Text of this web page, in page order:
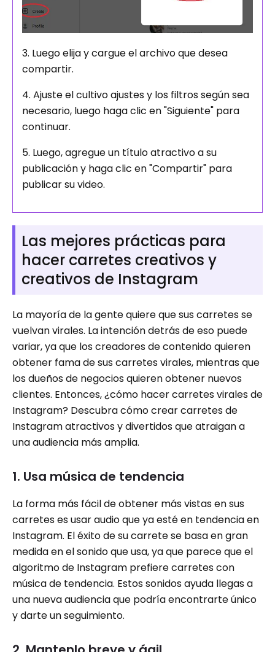
3. Luego elija y cargue el archivo que desea
compartir.
4. Ajuste el cultivo ajustes y los filtros según sea
necesario, luego haga clic en "Siguiente" para
continuar.
5. Luego, agregue un título atractivo a su
publicación y haga clic en "Compartir" para
publicar su video.
Las mejores prácticas para
hacer carretes creativos y
creativos de Instagram
La mayoría de la gente quiere que sus carretes se
vuelvan virales. La intención detrás de eso puede
variar, ya que los creadores de contenido quieren
obtener fama de sus carretes virales, mientras que
los dueños de negocios quieren obtener nuevos
clientes. Entonces, ¿cómo hacer carretes virales de
Instagram? Descubra cómo crear carretes de
Instagram atractivos y divertidos que atraigan a
una audiencia más amplia.
1. Usa música de tendencia
La forma más fácil de obtener más vistas en sus
carretes es usar audio que ya esté en tendencia en
Instagram. El éxito de su carrete se basa en gran
medida en el sonido que usa, ya que parece que el
algoritmo de Instagram prefiere carretes con
música de tendencia. Estos sonidos ayuda llegas a
una nueva audiencia que podría encontrarte único
y darte un seguimiento.